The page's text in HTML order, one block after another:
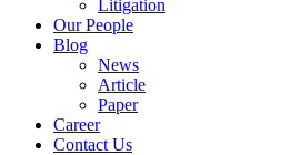
Litigation
Our People
Blog
News
Article
Paper
Career
Contact Us